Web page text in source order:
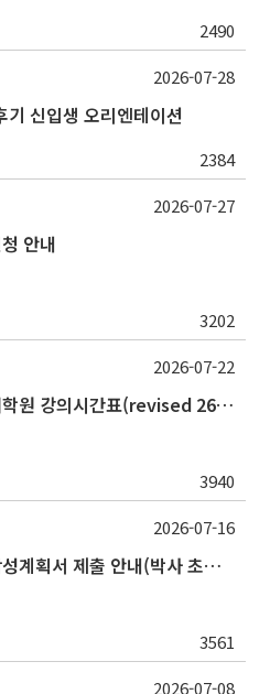
2490
신입생 오리엔테이션
2384
2026-07-28
안내
3202
2026-07-27
2026학년도 2학기 보건대학원 강의시간표(revised 260803)(2026 2nd SEMESTER SNU GSPH TIMETABLE)
3940
2026-07-22
2026학년도 2학기 논문작성계획서 제출 안내(박사 초심 일정 포함)_Thesis Proposal
3561
2026-07-16
2026-07-08